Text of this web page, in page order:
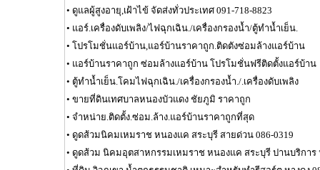
• ดูแลผู้สูงอายุ,เฝ้าไข้ จัดส่งทั่วประเทศ 091-718-8823
• แอร์.เครื่องดับเพลิง/ไฟฉุกเฉิน./เครื่องกรองน้ำ/ตู้ทำน้ำเย็น.
• โปรโมชั่นแอร์บ้าน,แอร์บ้านราคาถูก.ติดตังซ่อมล้างแอร์บ้าน
• แอร์บ้านราคาถูก ซ่อมล้างแอร์บ้าน โปรโมชั่นฟรีติดตั้งแอร์บ้าน
• ตู้ทำน้ำเย็น.โคมไฟฉุกเฉิน./เครื่องกรองน้ำ./.เครื่องดับเพลิง
• ขายที่ดินเทศบาลหนองบัวแดง ชัยภูมิ ราคาถูก
• จำหน่าย.ติดตั้ง.ซ่อม.ล้าง.แอร์บ้านราคาถูกที่สุด
• ดูดส้วมนิคมเหมราช หนองแค สระบุรี สายด่วน 086-0319
• ดูดส้วม นิคมอุตสาหกรรมเหมราช หนองแค สระบุรี ปานบริการ